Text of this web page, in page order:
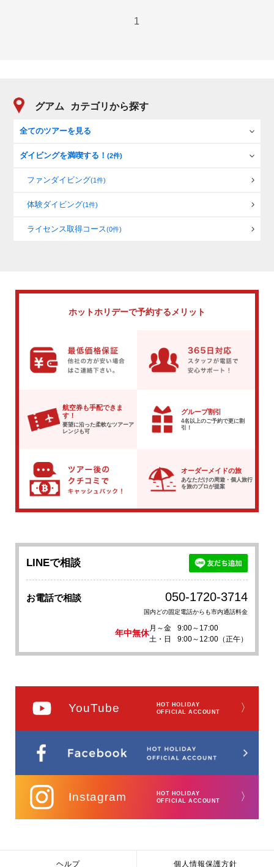
1
グアム カテゴリから探す
全てのツアーを見る
ダイビングを満喫する！(2件)
ファンダイビング(1件)
体験ダイビング(1件)
ライセンス取得コース(0件)
ホットホリデーで予約するメリット
航空券も手配できま
す！
要望に沿った柔軟なツアーア
レンジも可
グループ割引
4名以上のご予約で更に割
引！
オーダーメイドの旅
あなただけの周遊・個人旅行
を旅のプロが提案
LINEで相談
お電話で相談 050-1720-3714
国内どの固定電話からも市内通話料金
年中無休
月～金
9:00～17:00
土・日
9:00～12:00（正午）
YouTube
HOT HOLIDAY
OFFICIAL ACCOUNT
〉
Instagram
HOT HOLIDAY
OFFICIAL ACCOUNT
〉
ヘルプ 個人情報保護方針